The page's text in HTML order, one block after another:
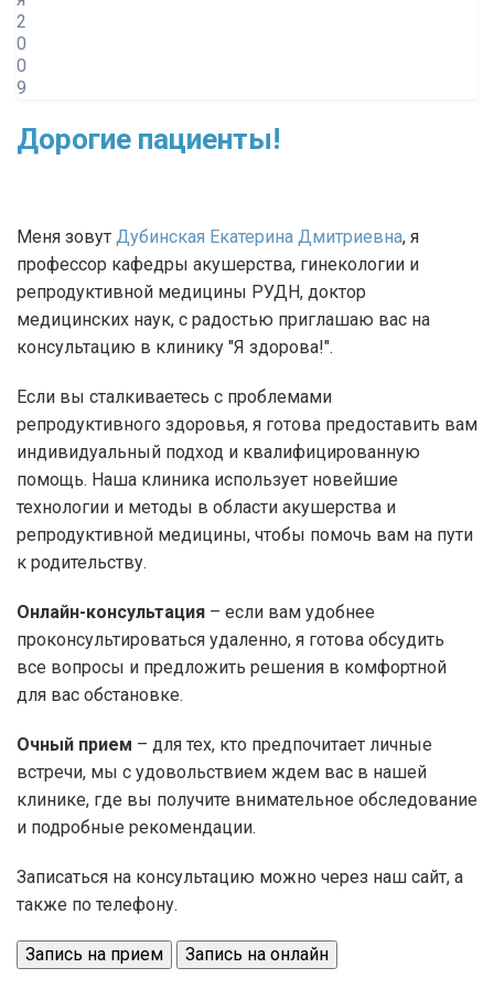
2
0
0
9
Дорогие пациенты!
Меня зовут Дубинская Екатерина Дмитриевна, я
профессор кафедры акушерства, гинекологии и
репродуктивной медицины РУДН, доктор
медицинских наук, с радостью приглашаю вас на
консультацию в клинику "Я здорова!".
Если вы сталкиваетесь с проблемами
репродуктивного здоровья, я готова предоставить вам
индивидуальный подход и квалифицированную
помощь. Наша клиника использует новейшие
технологии и методы в области акушерства и
репродуктивной медицины, чтобы помочь вам на пути
к родительству.
Онлайн-консультация – если вам удобнее
проконсультироваться удаленно, я готова обсудить
все вопросы и предложить решения в комфортной
для вас обстановке.
Очный прием – для тех, кто предпочитает личные
встречи, мы с удовольствием ждем вас в нашей
клинике, где вы получите внимательное обследование
и подробные рекомендации.
Записаться на консультацию можно через наш сайт, а
также по телефону.
Запись на прием Запись на онлайн